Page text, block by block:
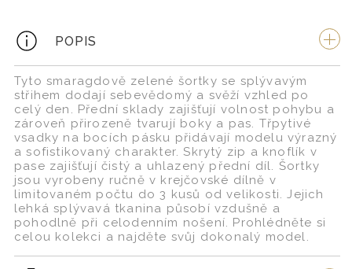
POPIS
Tyto smaragdově zelené šortky se splývavým
střihem dodají sebevědomý a svěží vzhled po
celý den. Přední sklady zajišťují volnost pohybu a
zároveň přirozeně tvarují boky a pas. Třpytivé
vsadky na bocích pásku přidávají modelu výrazný
a sofistikovaný charakter. Skrytý zip a knoflík v
pase zajišťují čistý a uhlazený přední díl. Šortky
jsou vyrobeny ručně v krejčovské dílně v
limitovaném počtu do 3 kusů od velikosti. Jejich
lehká splývavá tkanina působí vzdušně a
pohodlně při celodenním nošení. Prohlédněte si
celou kolekci a najděte svůj dokonalý model.